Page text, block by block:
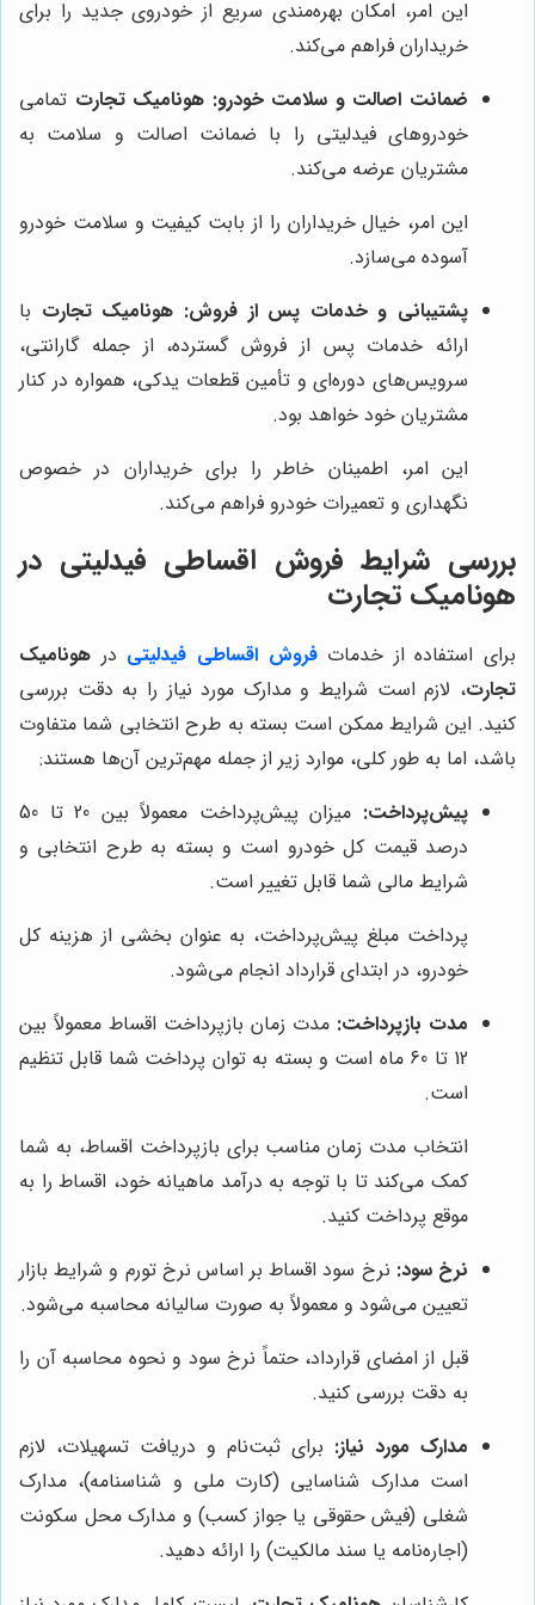
این امر، امکان بهره‌مندی سریع از خودروی جدید را برای
خریداران فراهم می‌کند.
ضمانت اصالت و سلامت خودرو: هونامیک تجارت تمامی
خودروهای فیدلیتی را با ضمانت اصالت و سلامت به
مشتریان عرضه می‌کند.
این امر، خیال خریداران را از بابت کیفیت و سلامت خودرو
آسوده می‌سازد.
پشتیبانی و خدمات پس از فروش: هونامیک تجارت با
ارائه خدمات پس از فروش گسترده، از جمله گارانتی،
سرویس‌های دوره‌ای و تأمین قطعات یدکی، همواره در کنار
مشتریان خود خواهد بود.
این امر، اطمینان خاطر را برای خریداران در خصوص
نگهداری و تعمیرات خودرو فراهم می‌کند.
بررسی شرایط فروش اقساطی فیدلیتی در
هونامیک تجارت
برای استفاده از خدماتفروش اقساطی فیدلیتی در هونامیک
تجارت، لازم است شرایط و مدارک مورد نیاز را به دقت بررسی
کنید. این شرایط ممکن است بسته به طرح انتخابی شما متفاوت
باشد، اما به طور کلی، موارد زیر از جمله مهم‌ترین آن‌ها هستند:
پیش‌پرداخت:
میزان پیش‌پرداخت معمولاً بین 20 تا 50
درصد قیمت کل خودرو است و بسته به طرح انتخابی و
شرایط مالی شما قابل تغییر است.
پرداخت مبلغ پیش‌پرداخت، به عنوان بخشی از هزینه کل
خودرو، در ابتدای قرارداد انجام می‌شود.
مدت بازپرداخت: مدت زمان بازپرداخت اقساط معمولاً بین
12 تا 60 ماه است و بسته به توان پرداخت شما قابل تنظیم
است.
انتخاب مدت زمان مناسب برای بازپرداخت اقساط، به شما
کمک می‌کند تا با توجه به درآمد ماهیانه خود، اقساط را به
موقع پرداخت کنید.
نرخ سود: نرخ سود اقساط بر اساس نرخ تورم و شرایط بازار
تعیین می‌شود و معمولاً به صورت سالیانه محاسبه می‌شود.
قبل از امضای قرارداد، حتماً نرخ سود و نحوه محاسبه آن را
به دقت بررسی کنید.
مدارک مورد نیاز: برای ثبت‌نام و دریافت تسهیلات، لازم
است مدارک شناسایی (کارت ملی و شناسنامه)، مدارک
شغلی (فیش حقوقی یا جواز کسب) و مدارک محل سکونت
(اجاره‌نامه یا سند مالکیت) را ارائه دهید.